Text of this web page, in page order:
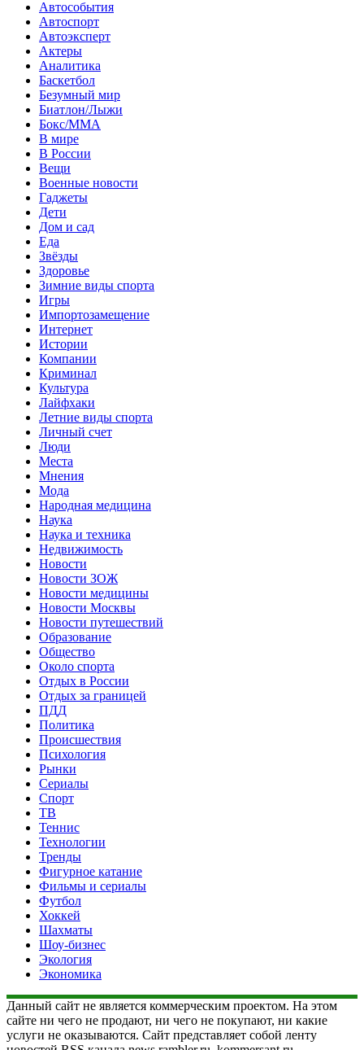
Автособытия
Автоспорт
Автоэксперт
Актеры
Аналитика
Баскетбол
Безумный мир
Биатлон/Лыжи
Бокс/MMA
В мире
В России
Вещи
Военные новости
Гаджеты
Дети
Дом и сад
Еда
Звёзды
Здоровье
Зимние виды спорта
Игры
Импортозамещение
Интернет
Истории
Компании
Криминал
Культура
Лайфхаки
Летние виды спорта
Личный счет
Люди
Места
Мнения
Мода
Народная медицина
Наука
Наука и техника
Недвижимость
Новости
Новости ЗОЖ
Новости медицины
Новости Москвы
Новости путешествий
Образование
Общество
Около спорта
Отдых в России
Отдых за границей
ПДД
Политика
Происшествия
Психология
Рынки
Сериалы
Спорт
ТВ
Теннис
Технологии
Тренды
Фигурное катание
Фильмы и сериалы
Футбол
Хоккей
Шахматы
Шоу-бизнес
Экология
Экономика
Данный сайт не является коммерческим проектом. На этом
сайте ни чего не продают, ни чего не покупают, ни какие
услуги не оказываются. Сайт представляет собой ленту